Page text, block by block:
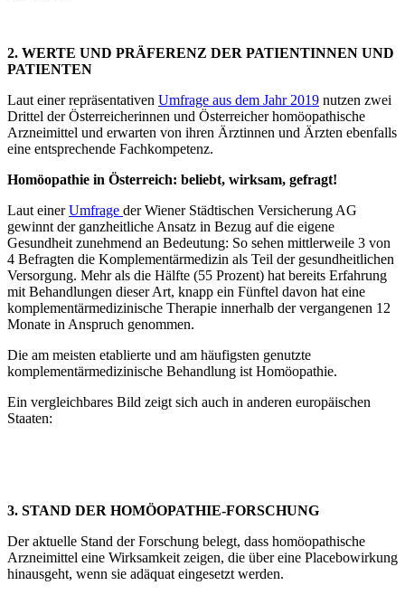
2. WERTE UND PRÄFERENZ DER PATIENTINNEN UND
PATIENTEN
Laut einer repräsentativen Umfrage aus dem Jahr 2019 nutzen zwei
Drittel der Österreicherinnen und Österreicher homöopathische
Arzneimittel und erwarten von ihren Ärztinnen und Ärzten ebenfalls
eine entsprechende Fachkompetenz.
Homöopathie in Österreich: beliebt, wirksam, gefragt!
Laut einerUmfrage der Wiener Städtischen Versicherung AG
gewinnt der ganzheitliche Ansatz in Bezug auf die eigene
Gesundheit zunehmend an Bedeutung: So sehen mittlerweile 3 von
4 Befragten die Komplementärmedizin als Teil der gesundheitlichen
Versorgung. Mehr als die Hälfte (55 Prozent) hat bereits Erfahrung
mit Behandlungen dieser Art, knapp ein Fünftel davon hat eine
komplementärmedizinische Therapie innerhalb der vergangenen 12
Monate in Anspruch genommen.
Die am meisten etablierte und am häufigsten genutzte
komplementärmedizinische Behandlung ist Homöopathie.
Ein vergleichbares Bild zeigt sich auch in anderen europäischen
Staaten:
3. STAND DER HOMÖOPATHIE-FORSCHUNG
Der aktuelle Stand der Forschung belegt, dass homöopathische
Arzneimittel eine Wirksamkeit zeigen, die über eine Placebowirkung
hinausgeht, wenn sie adäquat eingesetzt werden.